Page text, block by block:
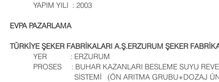
YAPIM YILI : 2003
EVPA PAZARLAMA
TÜRKİYE ŞEKER FABRİKALARI A.Ş.ERZURUM ŞEKER
YER : ERZURUM
PROSES : BUHAR KAZANLARI BESLEME SUYU
SİSTEMİ (ÖN ARITMA GRUBU+DOZAJ